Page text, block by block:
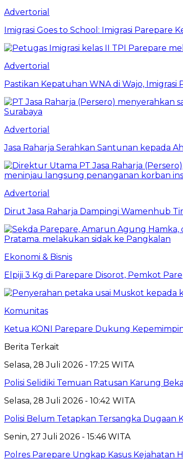
Advertorial
Imigrasi Goes to School: Imigrasi Parepare
Advertorial
Pastikan Kepatuhan WNA di Wajo, Imigrasi
Advertorial
Jasa Raharja Serahkan Santunan kepada
Advertorial
Dirut Jasa Raharja Dampingi Wamenhub
Ekonomi & Bisnis
Elpiji 3 Kg di Parepare Disorot, Pemkot
Komunitas
Ketua KONI Parepare Dukung
Berita Terkait
Selasa, 28 Juli 2026 - 17:25 WITA
Polisi Selidiki Temuan Ratusan Karung
Selasa, 28 Juli 2026 - 10:42 WITA
Polisi Belum Tetapkan Tersangka Dugaan
Senin, 27 Juli 2026 - 15:46 WITA
Polres Parepare Ungkap Kasus Kejahatan